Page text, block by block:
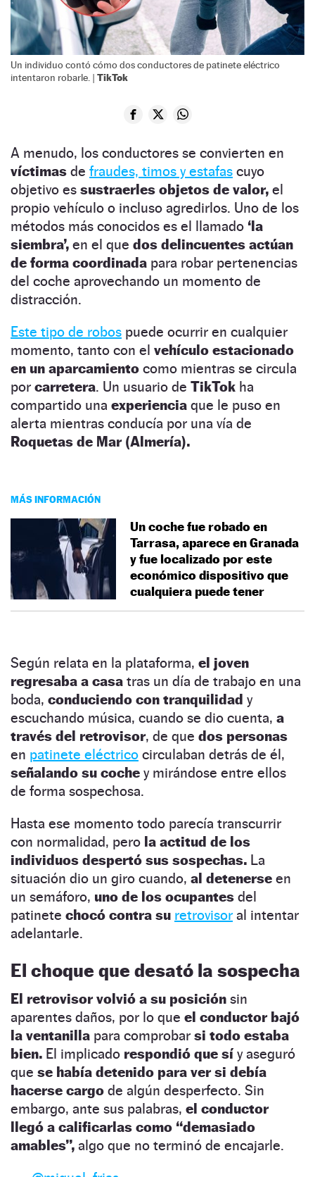
Un individuo contó cómo dos conductores de patinete eléctrico
intentaron robarle. | TikTok
A menudo, los conductores se convierten en
víctimas de fraudes, timos y estafas cuyo
objetivo es sustraerles objetos de valor, el
propio vehículo o incluso agredirlos. Uno de los
métodos más conocidos es el llamado ‘la
siembra’, en el que dos delincuentes actúan
de forma coordinada para robar pertenencias
del coche aprovechando un momento de
distracción.
Este tipo de robos puede ocurrir en cualquier
momento, tanto con el vehículo estacionado
en un aparcamiento como mientras se circula
por carretera. Un usuario de TikTok ha
compartido una experiencia que le puso en
alerta mientras conducía por una vía de
Roquetas de Mar (Almería).
MÁS INFORMACIÓN
Un coche fue robado en
Tarrasa, aparece en Granada
y fue localizado por este
económico dispositivo que
cualquiera puede tener
Según relata en la plataforma, el joven
regresaba a casa tras un día de trabajo en una
boda, conduciendo con tranquilidad y
escuchando música, cuando se dio cuenta, a
través del retrovisor, de que dos personas
en patinete eléctrico circulaban detrás de él,
señalando su coche y mirándose entre ellos
de forma sospechosa.
Hasta ese momento todo parecía transcurrir
con normalidad, pero la actitud de los
individuos despertó sus sospechas. La
situación dio un giro cuando, al detenerse en
un semáforo, uno de los ocupantes del
patinete chocó contra su retrovisor al intentar
adelantarle.
El choque que desató la sospecha
El retrovisor volvió a su posición sin
aparentes daños, por lo que el conductor bajó
la ventanilla para comprobar si todo estaba
bien. El implicado respondió que sí y aseguró
que se había detenido para ver si debía
hacerse cargo de algún desperfecto. Sin
embargo, ante sus palabras, el conductor
llegó a calificarlas como “demasiado
amables”, algo que no terminó de encajarle.